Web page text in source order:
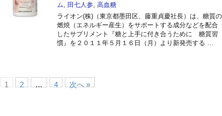
ム
田七人参 高血糖
ライオン(株)（東京都墨田区、藤重貞慶社長）は、糖質の
燃焼（エネルギー産生）をサポートする成分などを配合
したサプリメント『糖と上手に付き合うために 糖質習
慣』を２０１１年５月１６日（月）より新発売する …
1 2 … 4 次へ »